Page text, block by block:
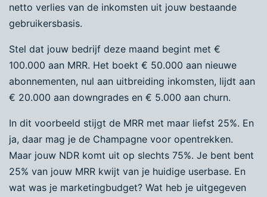
netto verlies van de inkomsten uit jouw bestaande
gebruikersbasis.
Stel dat jouw bedrijf deze maand begint met €
100.000 aan MRR. Het boekt € 50.000 aan nieuwe
abonnementen, nul aan uitbreiding inkomsten, lijdt aan
€ 20.000 aan downgrades en € 5.000 aan churn.
In dit voorbeeld stijgt de MRR met maar liefst 25%. En
ja, daar mag je de Champagne voor opentrekken.
Maar jouw NDR komt uit op slechts 75%. Je bent bent
25% van jouw MRR kwijt van je huidige userbase. En
wat was je marketingbudget? Wat heb je uitgegeven